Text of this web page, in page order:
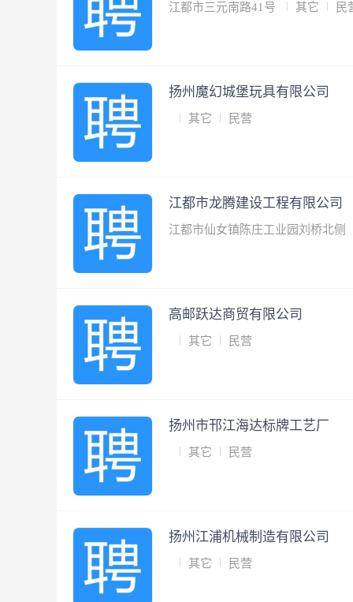
江都市三元南路41号 其它 民
扬州魔幻城堡玩具有限公司
其它 民营
江都市龙腾建设工程有限公司
江都市仙女镇陈庄工业园刘桥北侧
高邮跃达商贸有限公司
其它 民营
扬州市邗江海达标牌工艺厂
其它 民营
扬州江浦机械制造有限公司
其它 民营